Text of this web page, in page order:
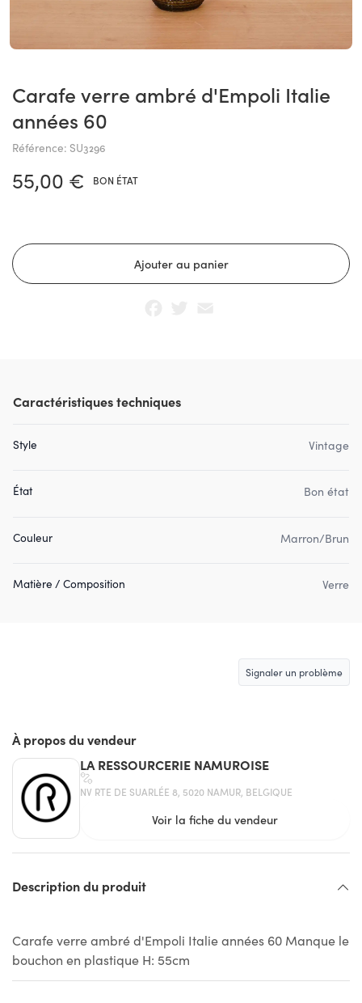
Carafe verre ambré d'Empoli Italie
années 60
Référence: SU3296
55,00 € BON ÉTAT
Caractéristiques techniques
Style Vintage
État Bon état
Couleur Marron/Brun
Matière / Composition Verre
Signaler un problème
À propos du vendeur
LA RESSOURCERIE NAMUROISE
NV RTE DE SUARLÉE 8, 5020 NAMUR, BELGIQUE
Voir la fiche du vendeur
Description du produit
Carafe verre ambré d'Empoli Italie années 60 Manque le
bouchon en plastique H: 55cm